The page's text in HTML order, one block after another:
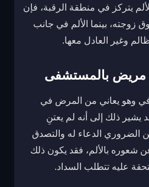
يتركز في منطقة الرقبة، فإن
زوجته، بينما الألم في جانب
وغير العادل معها.
مريض بالمستشفى
وهو يعاني من المرض في
يشير ذلك إلى أنه لم يعتنِ
الضروري الدعاء له والتصدق
شعوره بالألم، فقد يكون ذلك
عليه تتطلب السداد.